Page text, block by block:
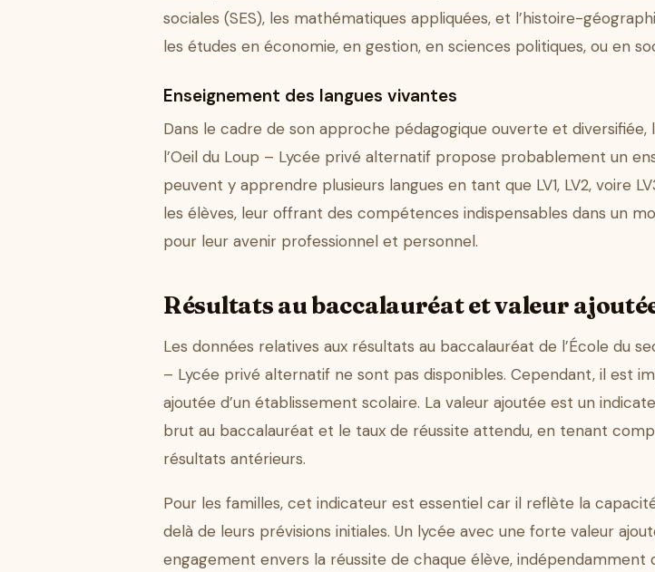
sociales (SES), les mathématiques appliquées, et l’histoire-
les études en économie, en gestion, en sciences politiques, ou en
Enseignement des langues vivantes
Dans le cadre de son approche pédagogique ouverte et
l’Oeil du Loup – Lycée privé alternatif propose probablement un
peuvent y apprendre plusieurs langues en tant que LV1, LV2, voire
les élèves, leur offrant des compétences indispensables dans un
pour leur avenir professionnel et personnel.
Résultats au baccalauréat et valeur
Les données relatives aux résultats au baccalauréat de l’École du
– Lycée privé alternatif ne sont pas disponibles. Cependant, il est
ajoutée d’un établissement scolaire. La valeur ajoutée est un
brut au baccalauréat et le taux de réussite attendu, en tenant
résultats antérieurs.
Pour les familles, cet indicateur est essentiel car il reflète la
delà de leurs prévisions initiales. Un lycée avec une forte valeur
engagement envers la réussite de chaque élève, indépendamment